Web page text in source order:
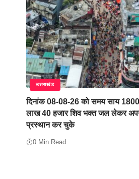
उत्तराखंड
दिनांक 08-08-26 को समय साय
लाख 40 हजार शिव भक्त जल लेकर
प्रस्थान कर चुके
0 Min Read